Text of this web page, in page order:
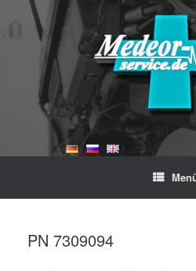
Inhalt
PN 7309094